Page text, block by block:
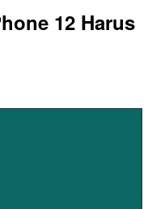
12 Harus